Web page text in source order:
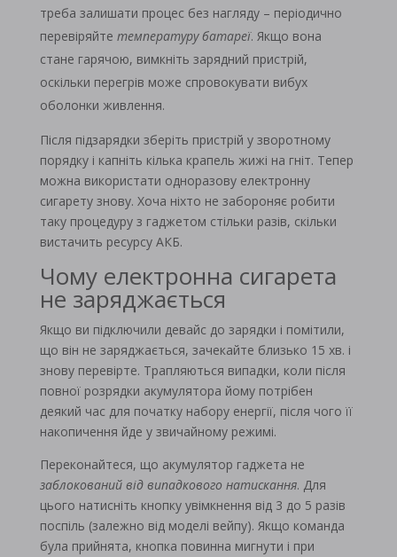
треба залишати процес без нагляду – періодично
перевіряйте температуру батареї. Якщо вона
стане гарячою, вимкніть зарядний пристрій,
оскільки перегрів може спровокувати вибух
оболонки живлення.
Після підзарядки зберіть пристрій у зворотному
порядку і капніть кілька крапель жижі на гніт. Тепер
можна використати одноразову електронну
сигарету знову. Хоча ніхто не забороняє робити
таку процедуру з гаджетом стільки разів, скільки
вистачить ресурсу АКБ.
Чому електронна сигарета
не заряджається
Якщо ви підключили девайс до зарядки і помітили,
що він не заряджається, зачекайте близько 15 хв. і
знову перевірте. Трапляються випадки, коли після
повної розрядки акумулятора йому потрібен
деякий час для початку набору енергії, після чого її
накопичення йде у звичайному режимі.
Переконайтеся, що акумулятор гаджета не
заблокований від випадкового натискання. Для
цього натисніть кнопку увімкнення від 3 до 5 разів
поспіль (залежно від моделі вейпу). Якщо команда
була прийнята, кнопка повинна мигнути і при